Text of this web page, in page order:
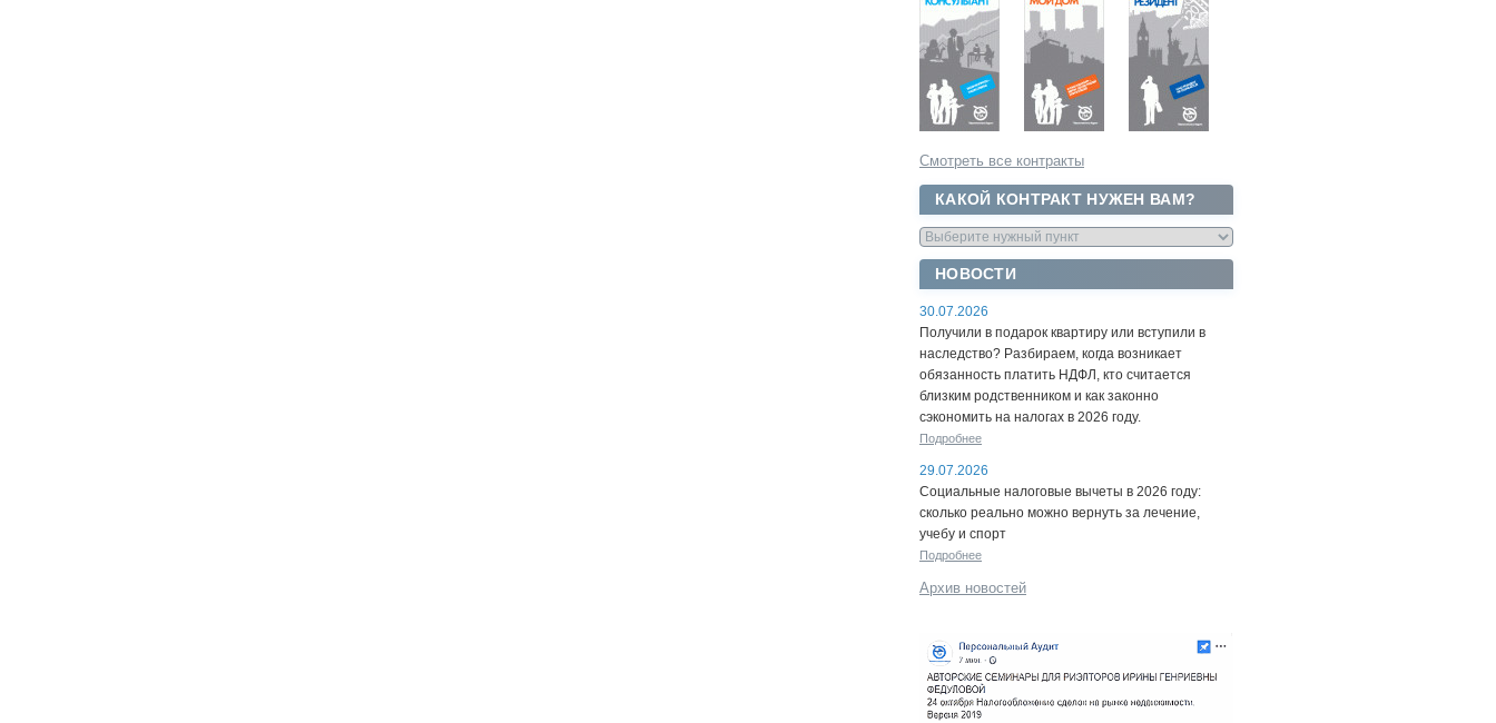
Смотреть все контракты
КАКОЙ КОНТРАКТ НУЖЕН ВАМ?
НОВОСТИ
30.07.2026
Получили в подарок квартиру или вступили в
наследство? Разбираем, когда возникает
обязанность платить НДФЛ, кто считается
близким родственником и как законно
сэкономить на налогах в 2026 году.
Подробнее
29.07.2026
Социальные налоговые вычеты в 2026 году:
сколько реально можно вернуть за лечение,
учебу и спорт
Подробнее
Архив новостей